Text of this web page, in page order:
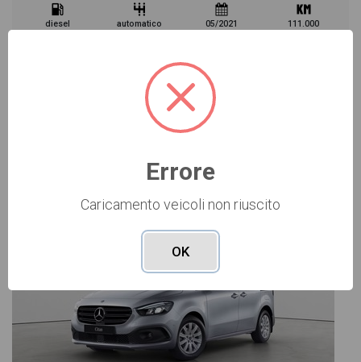
diesel automatico 05/2021 111.000
Vai alla scheda >>
Errore
Caricamento veicoli non riuscito
OK